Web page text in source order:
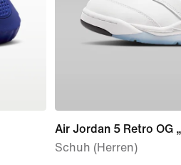
Air Jordan 5 Retro OG
Schuh (Herren)